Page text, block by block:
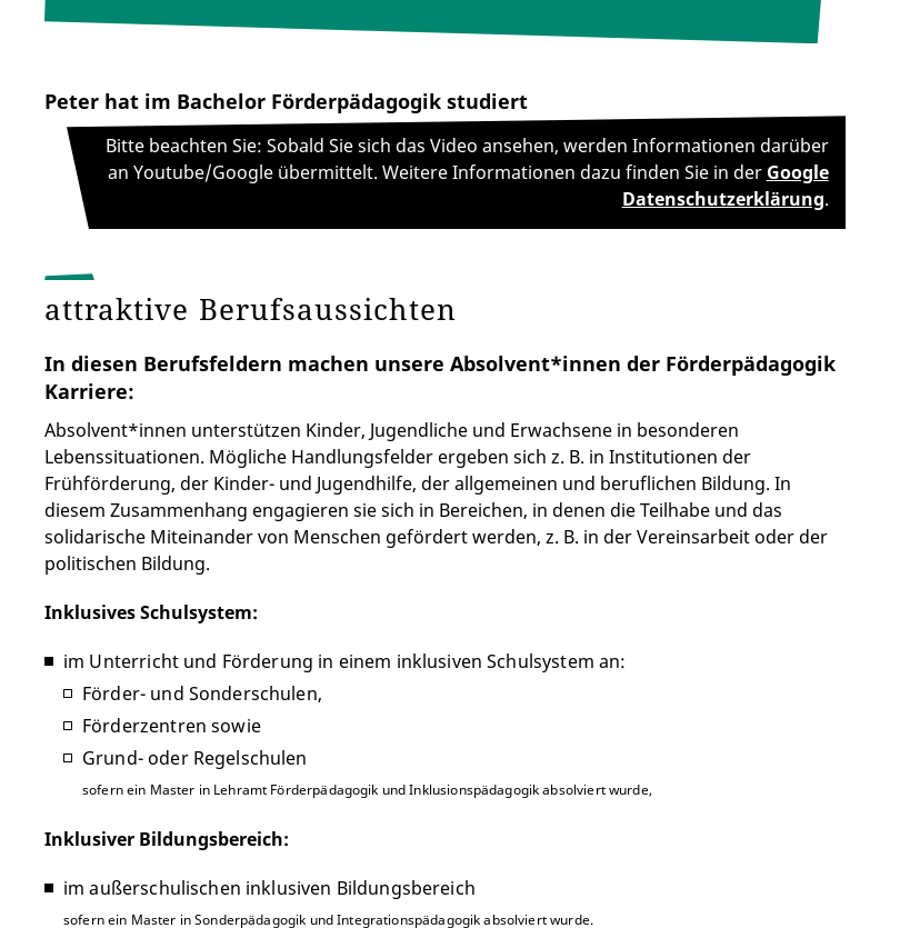
Peter hat im Bachelor Förderpädagogik studiert
Bitte beachten Sie: Sobald Sie sich das Video ansehen, werden Informationen darüber
an Youtube/Google übermittelt. Weitere Informationen dazu finden Sie in der Google
Datenschutzerklärung.
attraktive Berufsaussichten
In diesen Berufsfeldern machen unsere Absolvent*innen der Förderpädagogik
Karriere:
Absolvent*innen unterstützen Kinder, Jugendliche und Erwachsene in besonderen
Lebenssituationen. Mögliche Handlungsfelder ergeben sich z. B. in Institutionen der
Frühförderung, der Kinder- und Jugendhilfe, der allgemeinen und beruflichen Bildung. In
diesem Zusammenhang engagieren sie sich in Bereichen, in denen die Teilhabe und das
solidarische Miteinander von Menschen gefördert werden, z. B. in der Vereinsarbeit oder der
politischen Bildung.
Inklusives Schulsystem:
im Unterricht und Förderung in einem inklusiven Schulsystem an:
Förder- und Sonderschulen,
Förderzentren sowie
Grund- oder Regelschulen
sofern ein Master in Lehramt Förderpädagogik und Inklusionspädagogik absolviert wurde,
Inklusiver Bildungsbereich:
im außerschulischen inklusiven Bildungsbereich
sofern ein Master in Sonderpädagogik und Integrationspädagogik absolviert wurde.